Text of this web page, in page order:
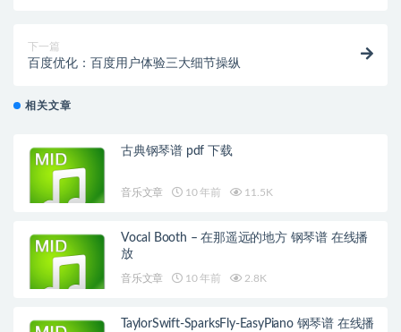
下一篇
百度优化：百度用户体验三大细节操纵
相关文章
古典钢琴谱 pdf 下载
音乐文章 10 年前 11.5K
Vocal Booth – 在那遥远的地方 钢琴谱 在线播
放
音乐文章 10 年前 2.8K
TaylorSwift-SparksFly-EasyPiano 钢琴谱 在线播